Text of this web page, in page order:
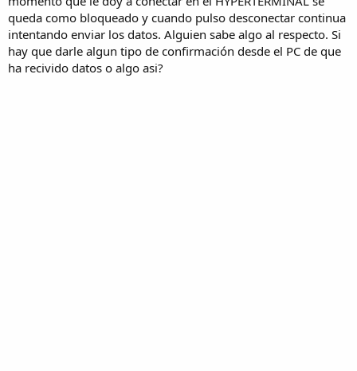
queda como bloqueado y cuando pulso desconectar continua
intentando enviar los datos. Alguien sabe algo al respecto. Si
hay que darle algun tipo de confirmación desde el PC de que
ha recivido datos o algo asi?